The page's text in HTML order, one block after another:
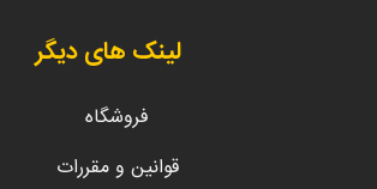
لینک های دیگر
فروشگاه
قوانین و مقررات